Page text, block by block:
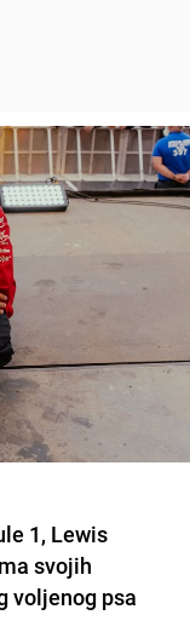
1, Lewis
svojih
voljenog psa